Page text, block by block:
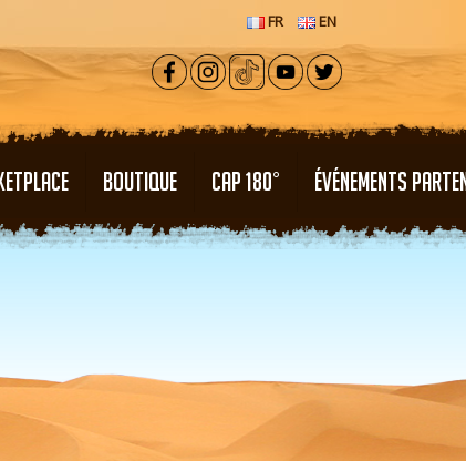
FR EN
BOUTIQUE CAP 180° ÉVÉNEMENTS